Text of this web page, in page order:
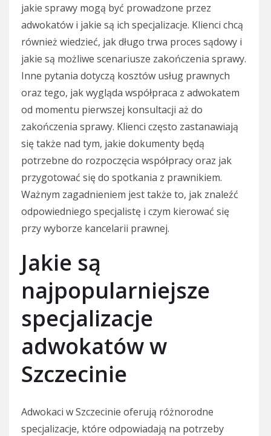
jakie sprawy mogą być prowadzone przez
adwokatów i jakie są ich specjalizacje. Klienci chcą
również wiedzieć, jak długo trwa proces sądowy i
jakie są możliwe scenariusze zakończenia sprawy.
Inne pytania dotyczą kosztów usług prawnych
oraz tego, jak wygląda współpraca z adwokatem
od momentu pierwszej konsultacji aż do
zakończenia sprawy. Klienci często zastanawiają
się także nad tym, jakie dokumenty będą
potrzebne do rozpoczęcia współpracy oraz jak
przygotować się do spotkania z prawnikiem.
Ważnym zagadnieniem jest także to, jak znaleźć
odpowiedniego specjalistę i czym kierować się
przy wyborze kancelarii prawnej.
Jakie są
najpopularniejsze
specjalizacje
adwokatów w
Szczecinie
Adwokaci w Szczecinie oferują różnorodne
specjalizacje, które odpowiadają na potrzeby